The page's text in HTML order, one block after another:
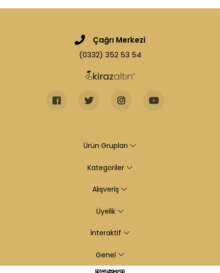
Çağrı Merkezi
(0332) 352 53 54
Ürün Grupları
Kategoriler
Alışveriş
Üyelik
İnteraktif
Genel